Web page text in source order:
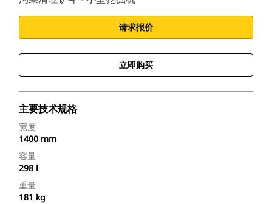
请求报价
立即购买
主要技术规格
宽度
1400 mm
容量
298 l
重量
181 kg